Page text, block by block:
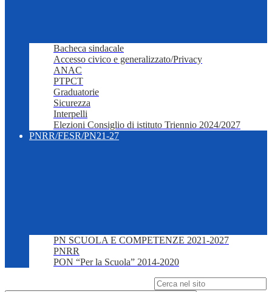
Bacheca sindacale
Accesso civico e generalizzato/Privacy
ANAC
PTPCT
Graduatorie
Sicurezza
Interpelli
Elezioni Consiglio di istituto Triennio 2024/2027
PNRR/FESR/PN21-27
PN SCUOLA E COMPETENZE 2021-2027
PNRR
PON “Per la Scuola” 2014-2020